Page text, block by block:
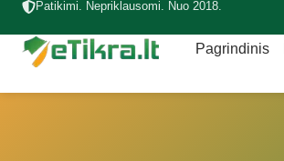
Patikimi. Nepriklausomi. Nuo 2018.
Pagrindinis